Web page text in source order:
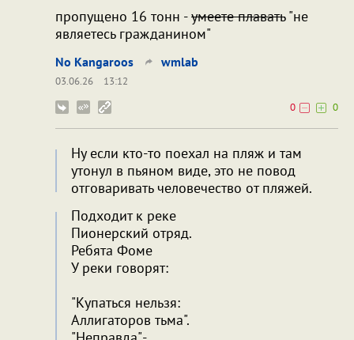
пропущено 16 тонн -умеете плавать"не
являетесь гражданином"
No Kangaroos wmlab
03.06.26
13:12
0
0
Ну если кто-то поехал на пляж и там
утонул в пьяном виде, это не повод
отговаривать человечество от пляжей.
Подходит к реке
Пионерский отряд.
Ребята Фоме
У реки говорят:
"Купаться нельзя:
Аллигаторов тьма".